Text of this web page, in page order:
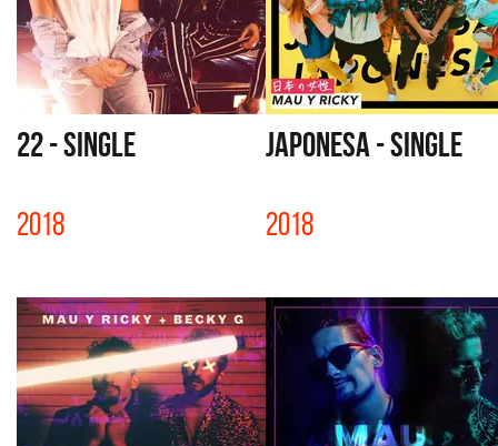
22 - SINGLE
2018
JAPONESA - SINGLE
2018